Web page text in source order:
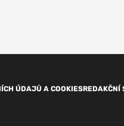
ÚDAJŮ A COOKIESREDAKČNÍ